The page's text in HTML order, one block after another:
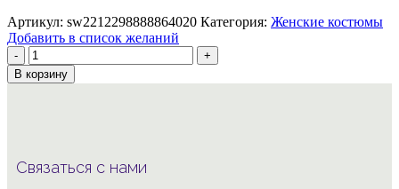
Артикул: sw2212298888864020 Категория: Женские костюмы
Добавить в список желаний
Количество
товара
женский
В корзину
Связаться с нами